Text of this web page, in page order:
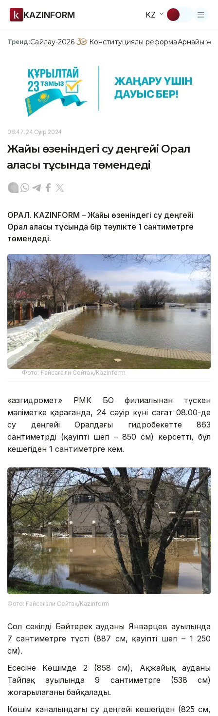
KAZINFORM KZ
Тренд:Сайлау-2026 Конституциялық реформаАрнайы
08:47, 24 Сәуір 2024
Жайық өзеніндегі су деңгейі Орал
қаласы тұсында төмендеді
ОРАЛ. KAZINFORM – Жайық өзеніндегі су деңгейі
Орал қаласы тұсында бір тәулікте 1 сантиметрге
төмендеді.
Фото: Ғайсағали Сейтақ/Kazinform
«Қазгидромет» РМК БҚО филиалынан түскен
мәліметке қарағанда, 24 сәуір күні сағат 08.00-де
су деңгейі Оралдағы гидробекетте 863
сантиметрді (қауіпті шегі – 850 см) көрсетті, бұл
кешегіден 1 сантиметрге кем.
Фото: Ғайсағали Сейтақ/Kazinform
Сол секілді Бәйтерек ауданы Январцев ауылында
7 сантиметрге түсті (887 см, қауіпті шегі – 1 250
см).
Есесіне Көшімде 2 (858 см), Ақжайық ауданы
Тайпақ ауылында 9 сантиметрге (538 см)
жоғарылағаны байқалады.
Көшім каналындағы су деңгейі кешегіден (825 см,